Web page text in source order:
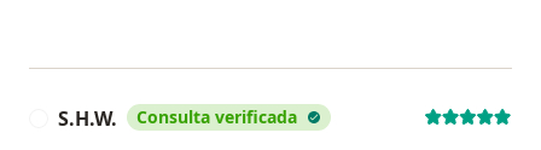
S.H.W. Consulta verificada